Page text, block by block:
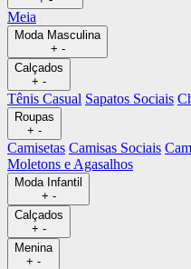
Meia
Moda Masculina
+ -
Calçados
+ -
Tênis Casual Sapatos Sociais
Roupas
+ -
Camisetas Camisas Sociais
Moletons e Agasalhos
Moda Infantil
+ -
Calçados
+ -
Menina
+ -